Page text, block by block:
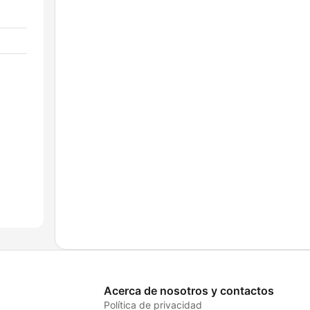
Acerca de nosotros y contactos
Política de privacidad